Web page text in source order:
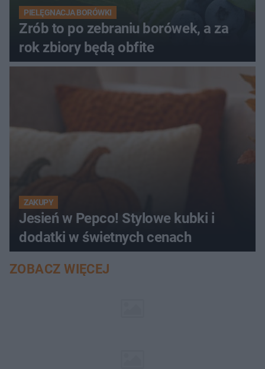
PIELĘGNACJA BORÓWKI
Zrób to po zebraniu borówek, a za
rok zbiory będą obfite
ZAKUPY
Jesień w Pepco! Stylowe kubki i
dodatki w świetnych cenach
ZOBACZ WIĘCEJ